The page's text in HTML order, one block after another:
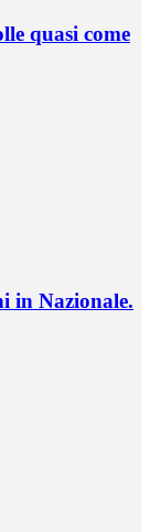
quasi come
in Nazionale.